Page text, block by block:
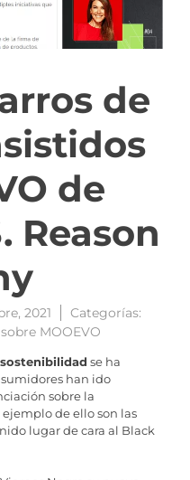
de
de
Reason
2021
Categorías:
MOOEVO
sostenibilidad se ha
han ido
sobre la
ejemplo de ello son las
lugar de cara al Black